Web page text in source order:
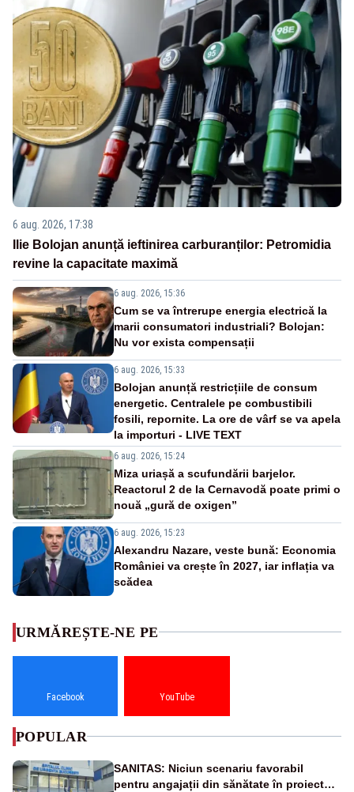
6 aug. 2026, 17:38
Ilie Bolojan anunță ieftinirea carburanților: Petromidia
revine la capacitate maximă
6 aug. 2026, 15:36
Cum se va întrerupe energia electrică la
marii consumatori industriali? Bolojan:
Nu vor exista compensații
6 aug. 2026, 15:33
Bolojan anunță restricțiile de consum
energetic. Centralele pe combustibili
fosili, repornite. La ore de vârf se va apela
la importuri - LIVE TEXT
6 aug. 2026, 15:24
Miza uriașă a scufundării barjelor.
Reactorul 2 de la Cernavodă poate primi o
nouă „gură de oxigen”
6 aug. 2026, 15:23
Alexandru Nazare, veste bună: Economia
României va crește în 2027, iar inflația va
scădea
URMĂREȘTE-NE PE
Facebook YouTube
POPULAR
SANITAS: Niciun scenariu favorabil
pentru angajații din sănătate în proiectul